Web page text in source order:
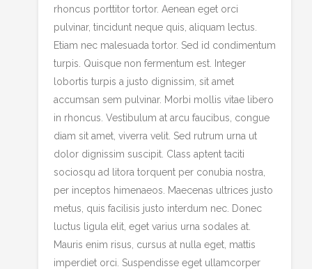
rhoncus porttitor tortor. Aenean eget orci
pulvinar, tincidunt neque quis, aliquam lectus.
Etiam nec malesuada tortor. Sed id condimentum
turpis. Quisque non fermentum est. Integer
lobortis turpis a justo dignissim, sit amet
accumsan sem pulvinar. Morbi mollis vitae libero
in rhoncus. Vestibulum at arcu faucibus, congue
diam sit amet, viverra velit. Sed rutrum urna ut
dolor dignissim suscipit. Class aptent taciti
sociosqu ad litora torquent per conubia nostra,
per inceptos himenaeos. Maecenas ultrices justo
metus, quis facilisis justo interdum nec. Donec
luctus ligula elit, eget varius urna sodales at.
Mauris enim risus, cursus at nulla eget, mattis
imperdiet orci. Suspendisse eget ullamcorper